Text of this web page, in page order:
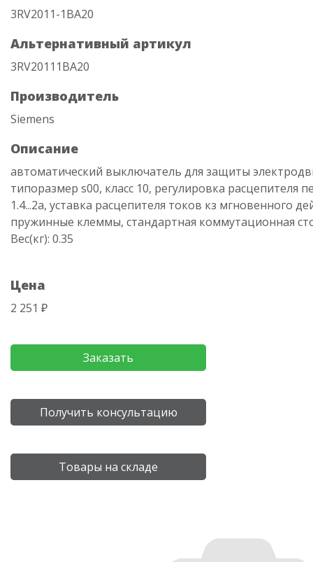
3RV2011-1BA20
Альтернативный артикул
3RV20111BA20
Производитель
Siemens
Описание
автоматический выключатель для защиты
типоразмер s00, класс 10, регулировка расцепителя
1.4...2a, уставка расцепителя токов кз мгновенного
пружинные клеммы, стандартная коммутационная
Вес(кг): 0.35
Цена
2 251 ₽
Заказать
Получить консультацию
Товары на складе